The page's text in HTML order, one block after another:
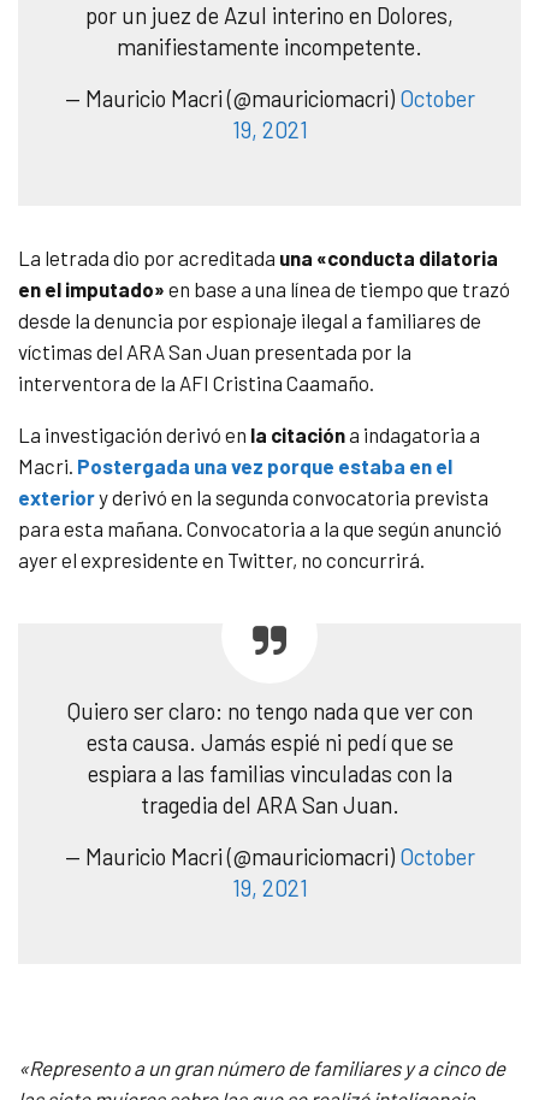
por un juez de Azul interino en Dolores,
manifiestamente incompetente.
— Mauricio Macri (@mauriciomacri) October
19, 2021
La letrada dio por acreditada una «conducta dilatoria
en el imputado» en base a una línea de tiempo que trazó
desde la denuncia por espionaje ilegal a familiares de
víctimas del ARA San Juan presentada por la
interventora de la AFI Cristina Caamaño.
La investigación derivó en la citacióna indagatoria a
Macri. Postergada una vez porque estaba en el
exteriory derivó en la segunda convocatoria prevista
para esta mañana. Convocatoria a la que según anunció
ayer el expresidente en Twitter, no concurrirá.
Quiero ser claro: no tengo nada que ver con
esta causa. Jamás espié ni pedí que se
espiara a las familias vinculadas con la
tragedia del ARA San Juan.
— Mauricio Macri (@mauriciomacri) October
19, 2021
«Represento a un gran número de familiares y a cinco de